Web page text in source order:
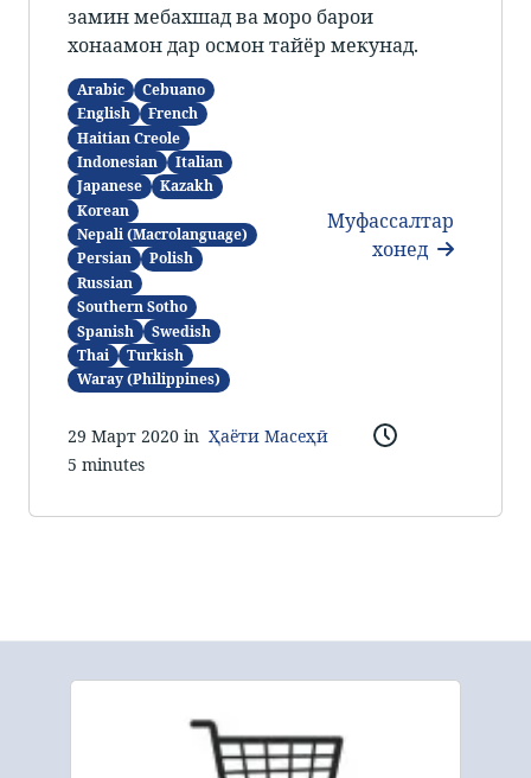
замин мебахшад ва моро барои
хонаамон дар осмон тайёр мекунад.
Arabic
Cebuano
English
French
Haitian Creole
Indonesian
Italian
Japanese
Kazakh
Korean
Nepali (Macrolanguage)
Persian
Polish
Russian
Southern Sotho
Spanish
Swedish
Thai
Turkish
Waray (Philippines)
Муфассалтар
хонед
29 Март 2020 in Ҳаёти Масеҳӣ
5 minutes